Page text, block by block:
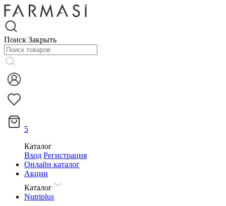
Поиск Закрыть
5
Каталог
Вход Регистрация
Онлайн каталог
Акции
Каталог
Nutriplus